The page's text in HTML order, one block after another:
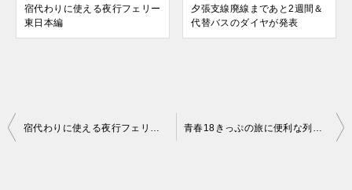
宿代わりに使える夜行フェリー
東日本編
夕張支線廃線まであと2週間＆
代替バスのダイヤが発表
投
宿代わりに使える夜行フェリー東日本編 青春18きっぷの旅に便利な列車：北海道編2019夏